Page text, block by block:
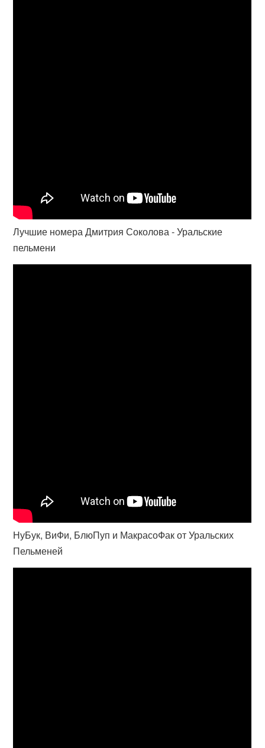
Лучшие номера Дмитрия Соколова - Уральские
пельмени
НуБук, ВиФи, БлюПуп и МакрасоФак от Уральских
Пельменей